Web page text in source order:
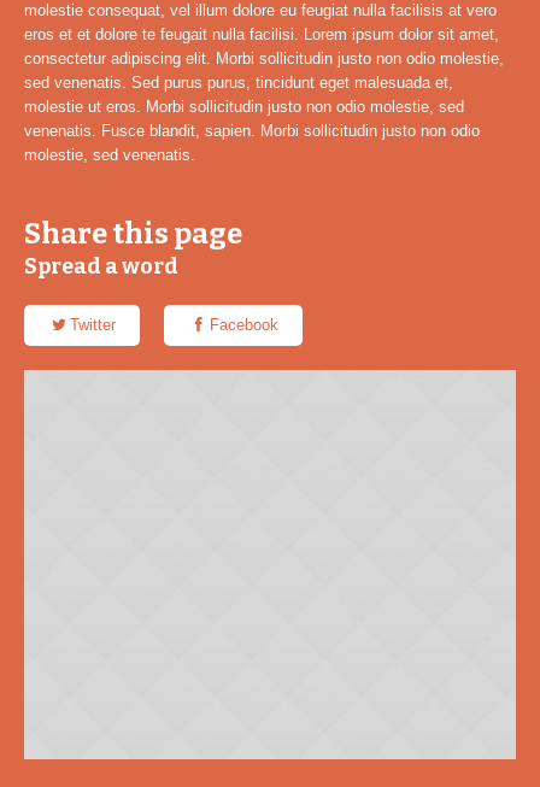
molestie consequat, vel illum dolore eu feugiat nulla facilisis at vero
eros et et dolore te feugait nulla facilisi. Lorem ipsum dolor sit amet,
consectetur adipiscing elit. Morbi sollicitudin justo non odio molestie,
sed venenatis. Sed purus purus, tincidunt eget malesuada et,
molestie ut eros. Morbi sollicitudin justo non odio molestie, sed
venenatis. Fusce blandit, sapien. Morbi sollicitudin justo non odio
molestie, sed venenatis.
Share this page
Spread a word
Twitter Facebook